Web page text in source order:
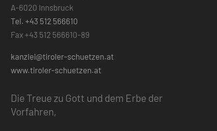
A-6020 Innsbruck
Tel. +43 512 566610
Fax +43 512 566610-89
kanzlei@tiroler-schuetzen.at
www.tiroler-schuetzen.at
Die Treue zu Gott und dem Erbe der
Vorfahren,